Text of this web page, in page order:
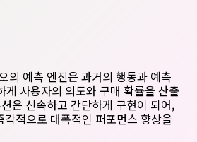
의 예측 엔진은 과거의 행동과 예측
게 사용자의 의도와 구매 확률을 산출
은 신속하고 간단하게 구현이 되어,
적으로 대폭적인 퍼포먼스 향상을